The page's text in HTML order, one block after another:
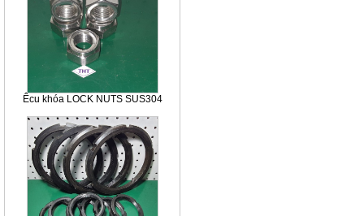
Êcu khóa LOCK NUTS SUS304